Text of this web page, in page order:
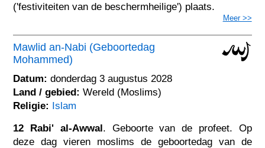
('festiviteiten van de beschermheilige') plaats.
Meer >>
Mawlid an-Nabi (Geboortedag
Mohammed)
Datum: donderdag 3 augustus 2028
Land / gebied: Wereld (Moslims)
Religie: Islam
12 Rabi' al-Awwal. Geboorte van de profeet. Op
deze dag vieren moslims de geboortedag van de